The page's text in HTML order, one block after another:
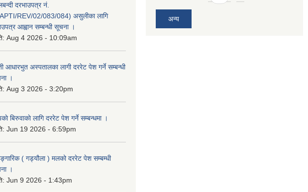
दरभाउपत्र नं.
REV/02/083/084) असुलीका लागि
आह्वान सम्बन्धी सूचना ।
Aug 4 2026 - 10:09am
आधारभुत अस्पतालका लागी दररेट पेश गर्ने सम्बन्धी
।
Aug 3 2026 - 3:20pm
बिरुवाकाे लागि दररेट पेश गर्ने सम्बन्धमा ।
Jun 19 2026 - 6:59pm
( गड्यौला ) मलको दररेट पेश सम्बम्धी
।
Jun 9 2026 - 1:43pm
अन्य